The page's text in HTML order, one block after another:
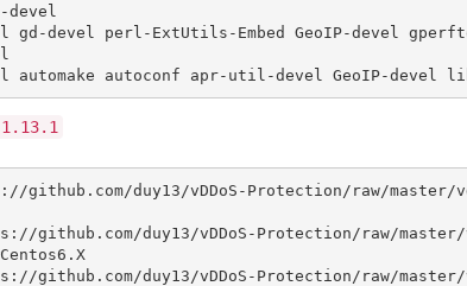
gd-devel perl-ExtUtils-Embed GeoIP-devel
automake autoconf apr-util-devel GeoIP-devel
1.13.1
duy13/vDDoS-Protection/raw/master/
github.com/duy13/vDDoS-Protection/raw/
github.com/duy13/vDDoS-Protection/raw/